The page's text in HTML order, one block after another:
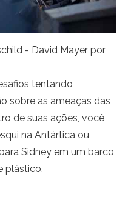
- David Mayer por
tentando
sobre as ameaças das
de suas ações, você
na Antártica ou
Sidney em um barco
plástico.